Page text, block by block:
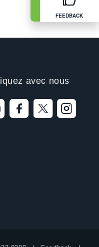
FEEDBACK
avec nous